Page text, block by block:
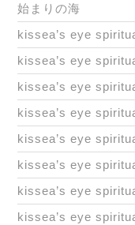
始まりの海
kissea’s eye
kissea’s eye
kissea’s eye
kissea’s eye
kissea’s eye
kissea’s eye
kissea’s eye
kissea’s eye